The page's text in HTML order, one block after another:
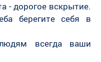
- дорогое вскрытие.
берегите себя в
всегда ваши